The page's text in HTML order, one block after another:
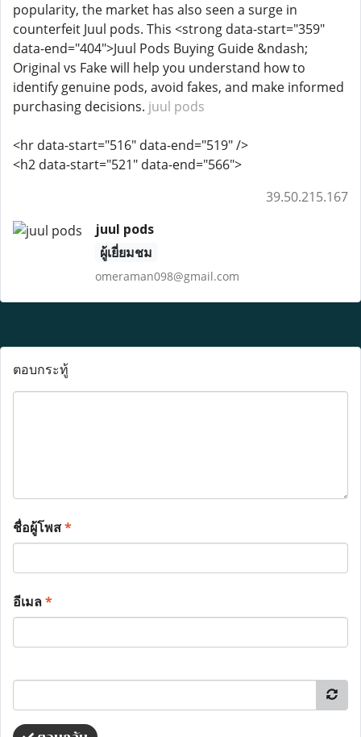
popularity, the market has also seen a surge in
counterfeit Juul pods. This <strong data-start="359"
data-end="404">Juul Pods Buying Guide &ndash;
Original vs Fake will help you understand how to
identify genuine pods, avoid fakes, and make informed
purchasing decisions. juul pods
<hr data-start="516" data-end="519" />
<h2 data-start="521" data-end="566">
39.50.215.167
juul pods
ผู้เยี่ยมชม
omeraman098@gmail.com
ตอบกระทู้
ชื่อผู้โพส*
อีเมล*